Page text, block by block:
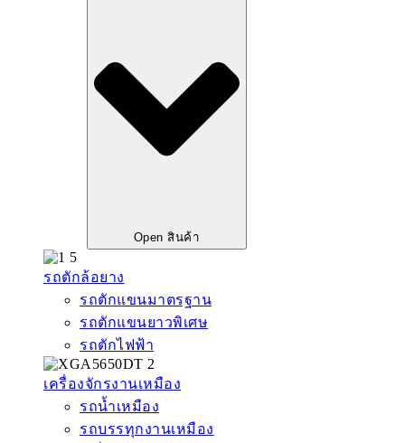
Open สินค้า
รถตักล้อยาง
รถตักแขนมาตรฐาน
รถตักแขนยาวพิเศษ
รถตักไฟฟ้า
เครื่องจักรงานเหมือง
รถน้ำเหมือง
รถบรรทุกงานเหมือง